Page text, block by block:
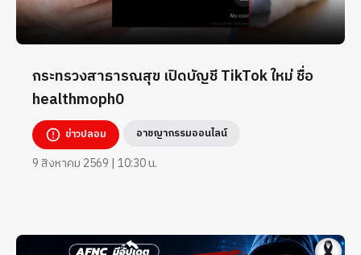
กระทรวงสาธารณสุข เปิดบัญชี TikTok ใหม่ ชื่อ
healthmoph0
ข่าวปลอม อาชญากรรมออนไลน์
9 สิงหาคม 2569 | 10:30 น.